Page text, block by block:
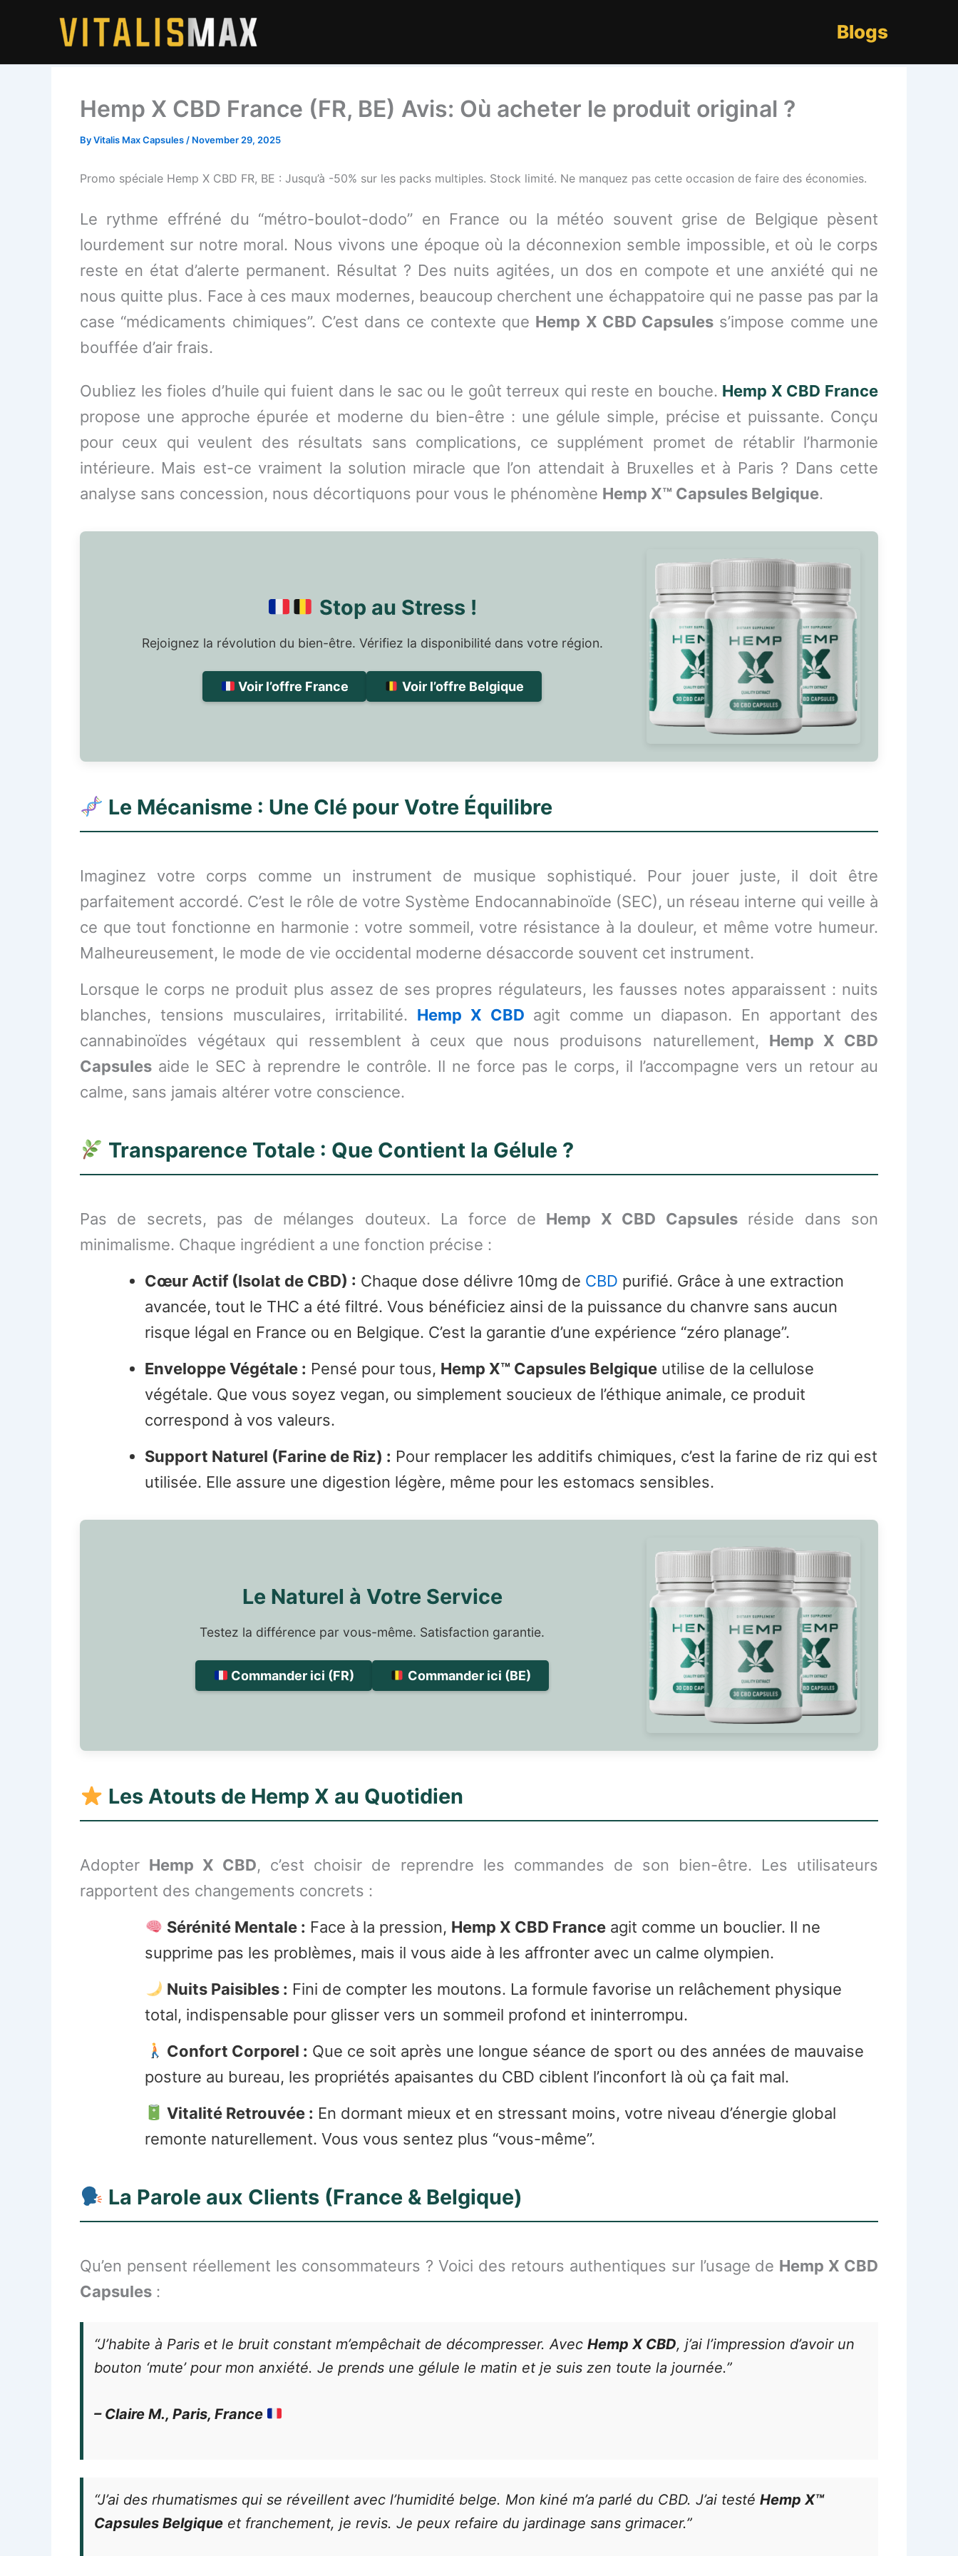
Blogs
Hemp X CBD France (FR, BE) Avis: Où acheter le produit original ?
ByVitalis Max Capsules / November 29, 2025
Promo spéciale Hemp X CBD FR, BE : Jusqu’à -50% sur les packs multiples. Stock limité. Ne manquez pas cette occasion de faire des économies.
Le rythme effréné du “métro-boulot-dodo” en France ou la météo souvent grise de Belgique pèsent
lourdement sur notre moral. Nous vivons une époque où la déconnexion semble impossible, et où le corps
reste en état d’alerte permanent. Résultat ? Des nuits agitées, un dos en compote et une anxiété qui ne
nous quitte plus. Face à ces maux modernes, beaucoup cherchent une échappatoire qui ne passe pas par la
case “médicaments chimiques”. C’est dans ce contexte que Hemp X CBD Capsules s’impose comme une
bouffée d’air frais.
Oubliez les fioles d’huile qui fuient dans le sac ou le goût terreux qui reste en bouche. Hemp X CBD France
propose une approche épurée et moderne du bien-être : une gélule simple, précise et puissante. Conçu
pour ceux qui veulent des résultats sans complications, ce supplément promet de rétablir l’harmonie
intérieure. Mais est-ce vraiment la solution miracle que l’on attendait à Bruxelles et à Paris ? Dans cette
analyse sans concession, nous décortiquons pour vous le phénomène Hemp X™ Capsules Belgique.
Stop au Stress !
Rejoignez la révolution du bien-être. Vérifiez la disponibilité dans votre région.
Voir l’offre France Voir l’offre Belgique
Le Mécanisme : Une Clé pour Votre Équilibre
Imaginez votre corps comme un instrument de musique sophistiqué. Pour jouer juste, il doit être
parfaitement accordé. C’est le rôle de votre Système Endocannabinoïde (SEC), un réseau interne qui veille à
ce que tout fonctionne en harmonie : votre sommeil, votre résistance à la douleur, et même votre humeur.
Malheureusement, le mode de vie occidental moderne désaccorde souvent cet instrument.
Lorsque le corps ne produit plus assez de ses propres régulateurs, les fausses notes apparaissent : nuits
blanches, tensions musculaires, irritabilité. Hemp X CBD agit comme un diapason. En apportant des
cannabinoïdes végétaux qui ressemblent à ceux que nous produisons naturellement, Hemp X CBD
Capsules aide le SEC à reprendre le contrôle. Il ne force pas le corps, il l’accompagne vers un retour au
calme, sans jamais altérer votre conscience.
Transparence Totale : Que Contient la Gélule ?
Pas de secrets, pas de mélanges douteux. La force de Hemp X CBD Capsulesréside dans son
minimalisme. Chaque ingrédient a une fonction précise :
Cœur Actif (Isolat de CBD) : Chaque dose délivre 10mg de CBD purifié. Grâce à une extraction
avancée, tout le THC a été filtré. Vous bénéficiez ainsi de la puissance du chanvre sans aucun
risque légal en France ou en Belgique. C’est la garantie d’une expérience “zéro planage”.
Enveloppe Végétale : Pensé pour tous, Hemp X™ Capsules Belgique utilise de la cellulose
végétale. Que vous soyez vegan, ou simplement soucieux de l’éthique animale, ce produit
correspond à vos valeurs.
Support Naturel (Farine de Riz) : Pour remplacer les additifs chimiques, c’est la farine de riz qui est
utilisée. Elle assure une digestion légère, même pour les estomacs sensibles.
Le Naturel à Votre Service
Testez la différence par vous-même. Satisfaction garantie.
Commander ici (FR) Commander ici (BE)
Les Atouts de Hemp X au Quotidien
Adopter Hemp X CBD, c’est choisir de reprendre les commandes de son bien-être. Les utilisateurs
rapportent des changements concrets :
Sérénité Mentale : Face à la pression, Hemp X CBD France agit comme un bouclier. Il ne
supprime pas les problèmes, mais il vous aide à les affronter avec un calme olympien.
Nuits Paisibles : Fini de compter les moutons. La formule favorise un relâchement physique
total, indispensable pour glisser vers un sommeil profond et ininterrompu.
Confort Corporel : Que ce soit après une longue séance de sport ou des années de mauvaise
posture au bureau, les propriétés apaisantes du CBD ciblent l’inconfort là où ça fait mal.
Vitalité Retrouvée : En dormant mieux et en stressant moins, votre niveau d’énergie global
remonte naturellement. Vous vous sentez plus “vous-même”.
La Parole aux Clients (France & Belgique)
Qu’en pensent réellement les consommateurs ? Voici des retours authentiques sur l’usage de Hemp X CBD
Capsules :
“J’habite à Paris et le bruit constant m’empêchait de décompresser. Avec Hemp X CBD, j’ai l’impression d’avoir un
bouton ‘mute’ pour mon anxiété. Je prends une gélule le matin et je suis zen toute la journée.”
– Claire M., Paris, France
“J’ai des rhumatismes qui se réveillent avec l’humidité belge. Mon kiné m’a parlé du CBD. J’ai testé Hemp X™
Capsules Belgique et franchement, je revis. Je peux refaire du jardinage sans grimacer.”